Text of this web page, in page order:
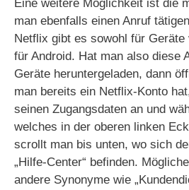
Eine weitere Möglichkeit ist die
man ebenfalls einen Anruf
Netflix gibt es sowohl für Geräte
für Android. Hat man also diese
Geräte heruntergeladen, dann
man bereits ein Netflix-Konto
seinen Zugangsdaten an und
welches in der oberen linken
scrollt man bis unten, wo sich
„Hilfe-Center“ befinden.
andere Synonyme wie